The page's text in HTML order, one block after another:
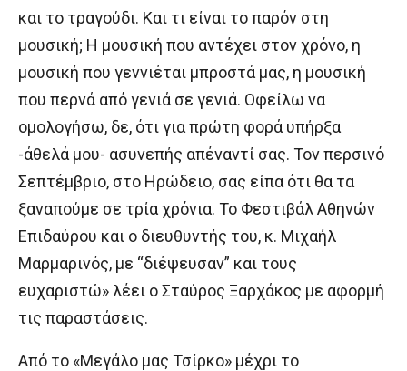
και το τραγούδι. Και τι είναι το παρόν στη
μουσική; Η μουσική που αντέχει στον χρόνο, η
μουσική που γεννιέται μπροστά μας, η μουσική
που περνά από γενιά σε γενιά. Οφείλω να
ομολογήσω, δε, ότι για πρώτη φορά υπήρξα
-άθελά μου- ασυνεπής απέναντί σας. Τον περσινό
Σεπτέμβριο, στο Ηρώδειο, σας είπα ότι θα τα
ξαναπούμε σε τρία χρόνια. Το Φεστιβάλ Αθηνών
Επιδαύρου και ο διευθυντής του, κ. Μιχαήλ
Μαρμαρινός, με “διέψευσαν” και τους
ευχαριστώ» λέει ο Σταύρος Ξαρχάκος με αφορμή
τις παραστάσεις.
Από το «Μεγάλο μας Τσίρκο» μέχρι το